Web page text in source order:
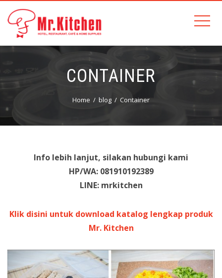
CONTAINER
Home blog Container
Info lebih lanjut, silakan hubungi kami
HP/WA: 081910192389
LINE: mrkitchen
Klik disini untuk download katalog lengkap produk
Mr. Kitchen